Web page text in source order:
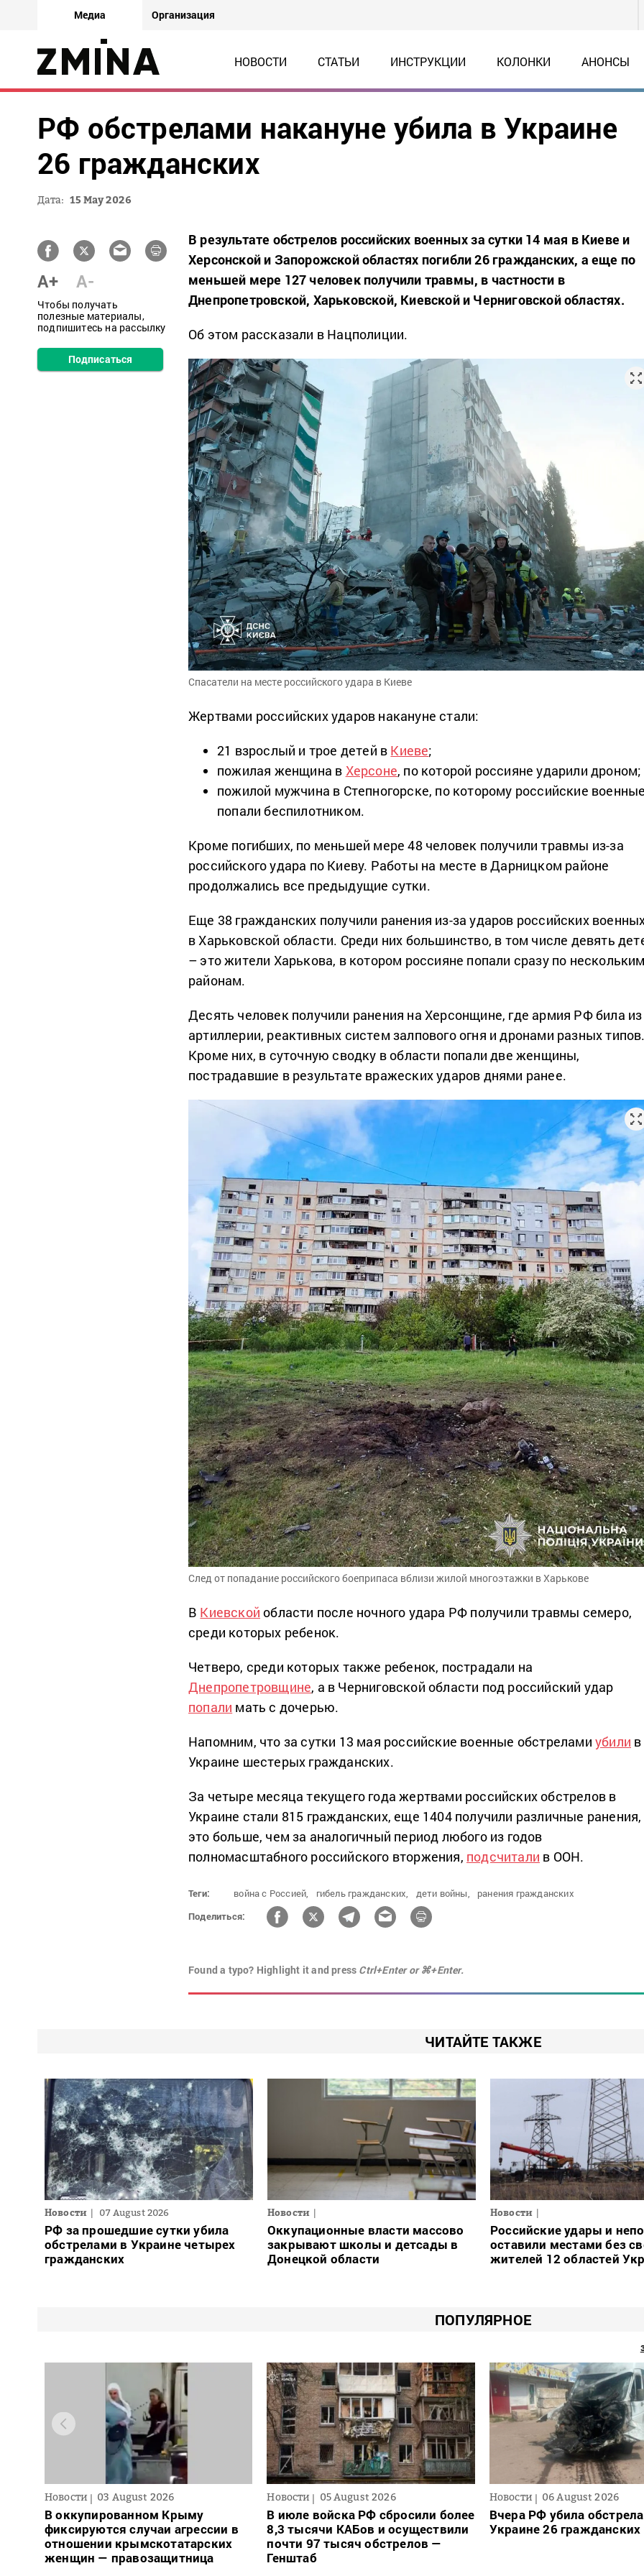
Медиа Организация
НОВОСТИ СТАТЬИ ИНСТРУКЦИИ КОЛОНКИ АНОНСЫ
РФ обстрелами накануне убила в Украине
26 гражданских
Дата: 15 May 2026
A+ A-
Чтобы получать
полезные материалы,
подпишитесь на рассылку
Подписаться
В результате обстрелов российских военных за сутки 14 мая в Киеве и
Херсонской и Запорожской областях погибли 26 гражданских, а еще по
меньшей мере 127 человек получили травмы, в частности в
Днепропетровской, Харьковской, Киевской и Черниговской областях.
Об этом рассказали в Нацполиции.
Спасатели на месте российского удара в Киеве
Жертвами российских ударов накануне стали:
21 взрослый и трое детей в Киеве;
пожилая женщина в Херсоне, по которой россияне ударили дроном;
пожилой мужчина в Степногорске, по которому российские
попали беспилотником.
Кроме погибших, по меньшей мере 48 человек получили травмы из-за
российского удара по Киеву. Работы на месте в Дарницком районе
продолжались все предыдущие сутки.
Еще 38 гражданских получили ранения из-за ударов российских
в Харьковской области. Среди них большинство, в том числе девять
– это жители Харькова, в котором россияне попали сразу по
районам.
Десять человек получили ранения на Херсонщине, где армия РФ била из
артиллерии, реактивных систем залпового огня и дронами разных
Кроме них, в суточную сводку в области попали две женщины,
пострадавшие в результате вражеских ударов днями ранее.
След от попадание российского боеприпаса вблизи жилой многоэтажки в Харькове
В Киевской области после ночного удара РФ получили травмы семеро,
среди которых ребенок.
Четверо, среди которых также ребенок, пострадали на
Днепропетровщине, а в Черниговской области под российский удар
попали мать с дочерью.
Напомним, что за сутки 13 мая российские военные обстреламиубили в
Украине шестерых гражданских.
За четыре месяца текущего года жертвами российских обстрелов в
Украине стали 815 гражданских, еще 1404 получили различные ранения,
это больше, чем за аналогичный период любого из годов
полномасштабного российского вторжения, подсчитали в ООН.
Теги: война с Россией, гибель гражданских, дети войны,
ранения гражданских
Поделиться:
Found a typo? Highlight it and press Ctrl+Enter or ⌘+Enter.
ЧИТАЙТЕ ТАКЖЕ
Новости 07 August 2026
РФ за прошедшие сутки убила
обстрелами в Украине четырех
гражданских
Новости
Оккупационные власти массово
закрывают школы и детсады в
Донецкой области
Новости
Российские удары и
оставили местами без
жителей 12 областей
ПОПУЛЯРНОЕ
Новости 03 August 2026
В оккупированном Крыму
фиксируются случаи агрессии в
отношении крымскотатарских
женщин — правозащитница
Новости 05 August 2026
В июле войска РФ сбросили более
8,3 тысячи КАБов и осуществили
почти 97 тысяч обстрелов —
Генштаб
Новости 06 August 2026
Вчера РФ убила
Украине 26 гражданских